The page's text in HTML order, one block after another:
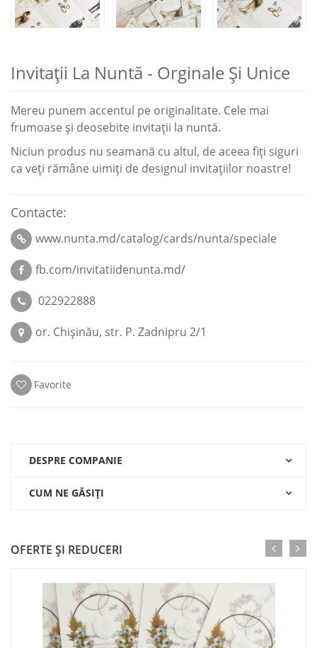
Invitaţii La Nuntă - Orginale Şi Unice
Mereu punem accentul pe originalitate. Cele mai
frumoase şi deosebite invitaţii la nuntă.
Niciun produs nu seamană cu altul, de aceea fiți siguri
ca veți rămâne uimiți de designul invitațiilor noastre!
Contacte:
www.nunta.md/catalog/cards/nunta/speciale
fb.com/invitatiidenunta.md/
022922888
or. Chişinău, str. P. Zadnipru 2/1
Favorite
DESPRE COMPANIE
CUM NE GĂSIŢI
OFERTE ŞI REDUCERI